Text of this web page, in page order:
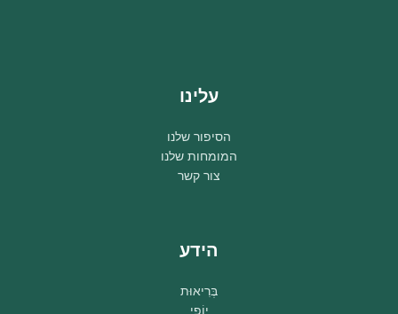
עלינו
הסיפור שלנו
המומחות שלנו
צור קשר
הידע
בְּרִיאוּת
יוֹפִי